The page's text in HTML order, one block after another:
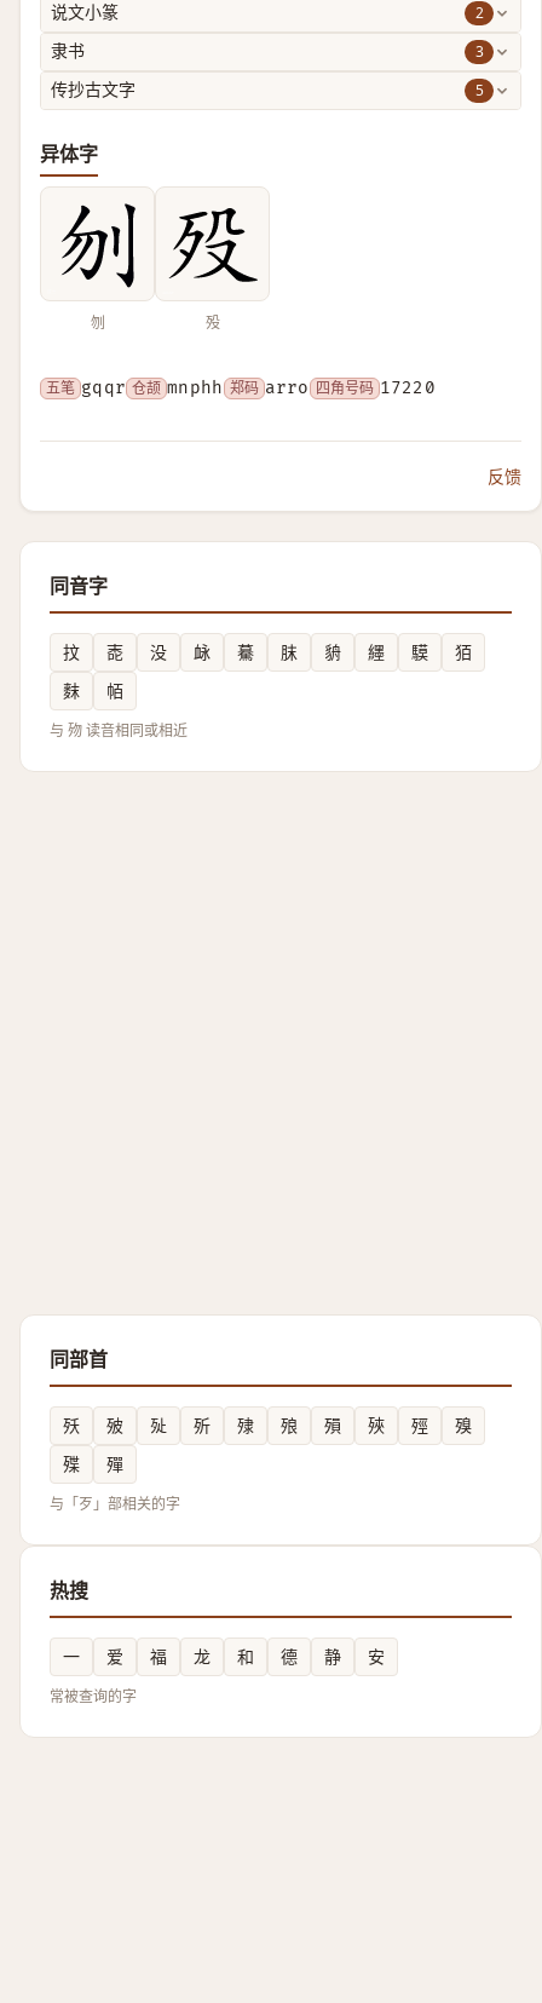
说文小篆 2
隶书 3
传抄古文字 5
异体字
刎 殁
五笔 gqqr 仓颉 mnphh 郑码 arro 四角号码 17220
反馈
同音字
抆 唜 没 䘑 驀 䏞 貈 纆 䮬
㹮
䴲
帞
与 歾 读音相同或相近
同部首
殀 㱟 㱜 歽 殔 㱢 殞 殎 殌
殠
殜
殫
与「歹」部相关的字
热搜
一 爱 福 龙 和 德 静 安
常被查询的字